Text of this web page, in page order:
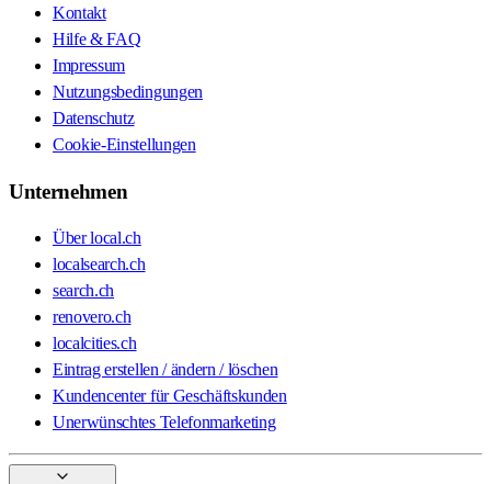
Kontakt
Hilfe & FAQ
Impressum
Nutzungsbedingungen
Datenschutz
Cookie-Einstellungen
Unternehmen
Über local.ch
localsearch.ch
search.ch
renovero.ch
localcities.ch
Eintrag erstellen / ändern / löschen
Kundencenter für Geschäftskunden
Unerwünschtes Telefonmarketing